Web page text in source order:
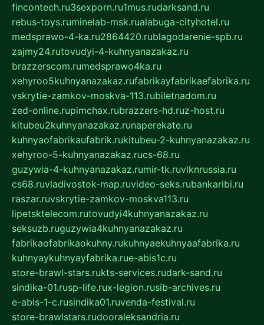
fincontech.ru3sexporn.ru1mus.rudarksand.ru
rebus-toys.ruminelab-msk.rualabuga-cityhotel.ru
medsprawo-4-ka.ru2864420.rublagodarenie-spb.ru
zajmy24.rutovudyi-4-kuhnyanazakaz.ru
brazzerscom.rumedsprawo4ka.ru
xehyroo5kuhnyanazakaz.rufabrikayfabrikaefabrika.ru
vskrytie-zamkov-moskva-113.rubiletnadom.ru
zed-online.rupimchax.rubrazzers-hd.ruz-host.ru
kitubeu2kuhnyanazakaz.runaperekate.ru
kuhnyaofabrikaufabrik.rukitubeu-2-kuhnyanazakaz.ru
xehyroo-5-kuhnyanazakaz.rucs-68.ru
guzywia-4-kuhnyanazakaz.rumir-tk.ruvlknrussia.ru
cs68.ruvladivostok-map.ruvideo-seks.rubankaribi.ru
raszar.ruvskrytie-zamkov-moskva113.ru
lipetsktelecom.rutovudyi4kuhnyanazakaz.ru
seksuzb.ruguzywia4kuhnyanazakaz.ru
fabrikaofabrikaokuhny.rukuhnyaekuhnyaafabrika.ru
kuhnyaykuhnyayfabrika.rue-abis1c.ru
store-brawl-stars.rukts-services.rudark-sand.ru
sindika-01.rusp-life.rux-legion.rusib-archives.ru
e-abis-1-c.rusindika01.ruvenda-festival.ru
store-brawlstars.rudooraleksandria.ru